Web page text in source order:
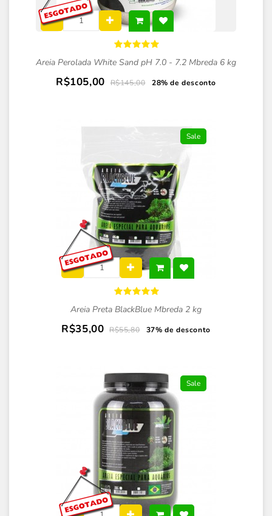
Areia Perolada White Sand pH 7.0 - 7.2 Mbreda 6 kg
R$105,00 R$145,00 28% de desconto
Sale
Areia Preta BlackBlue Mbreda 2 kg
R$35,00 R$55,80 37% de desconto
Sale